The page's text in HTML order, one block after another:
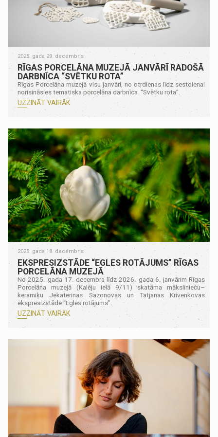
2025. gada 29. decembris
RĪGAS PORCELĀNA MUZEJĀ JANVĀRĪ RADOŠĀ
DARBNĪCA “SVĒTKU ROTA”
Rīgas Porcelāna muzejā visu janvāri, no otrdienas līdz sestdienai
norisināsies tematiska porcelāna darbnīca “Svētku rota”.
UZZINĀT VAIRĀK
2025. gada 18. decembris
EKSPRESIZSTĀDE “EGLES ROTĀJUMS” RĪGAS
PORCELĀNA MUZEJĀ
No 2025. gada 17. decembra līdz 2026. gada 6. janvārim Rīgas
Porcelāna muzejā (Kalēju ielā 9/11) skatāma mākslinieču–
keramiķu Jekaterinas Sazonovas un Tatjanas Krivenkovas
ekspresizstāde “Egles rotājums”.
UZZINĀT VAIRĀK